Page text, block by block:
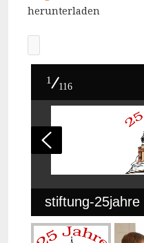
herunterladen
1
116
stiftung-25jahre